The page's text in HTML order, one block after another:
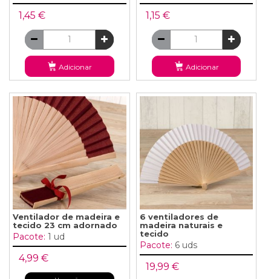
1,45 €
Adicionar
1,15 €
Adicionar
Ventilador de madeira e
tecido 23 cm adornado
Pacote: 1 ud
4,99 €
6 ventiladores de
madeira naturais e
tecido
Pacote: 6 uds
19,99 €